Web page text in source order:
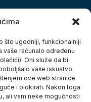
što ugodniji, funkcionalniji
vaše računalo određenu
Oni služe da bi
vaše iskustvo
ove web stranice
i blokirati. Nakon toga
ali vam neke mogućnosti